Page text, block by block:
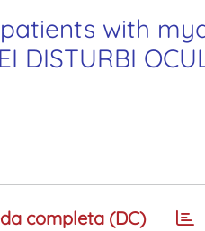
with
completa (DC)